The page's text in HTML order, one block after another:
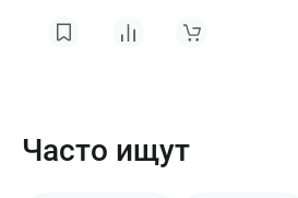
Часто ищут